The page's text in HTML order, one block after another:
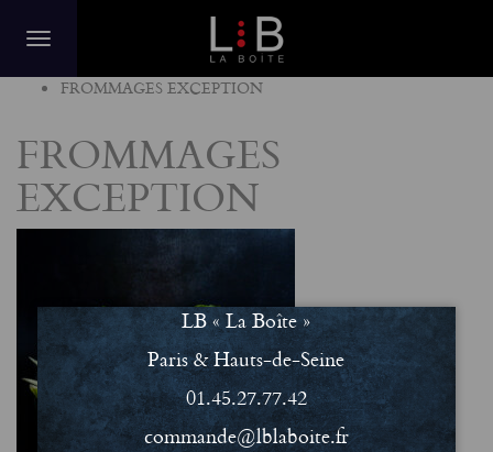
FROMMAGES EXCEPTION
FROMMAGES
EXCEPTION
LB « La Boîte »
Paris & Hauts-de-Seine
01.45.27.77.42
commande@lblaboite.fr